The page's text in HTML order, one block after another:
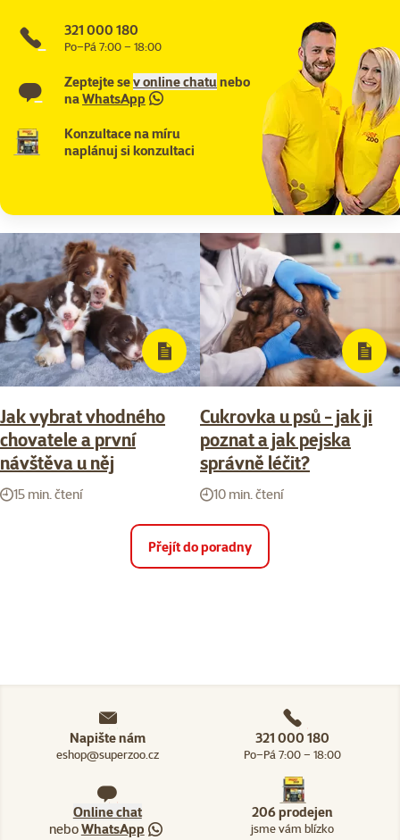
321 000 180
Po–Pá 7:00 – 18:00
Zeptejte sev online chatu nebo
naWhatsApp
Konzultace na míru
naplánuj si konzultaci
Jak vybrat vhodného
chovatele a první
návštěva u něj
15 min. čtení
Cukrovka u psů - jak ji
poznat a jak pejska
správně léčit?
10 min. čtení
Přejít do poradny
Napište nám
eshop@superzoo.cz
321 000 180
Po–Pá 7:00 – 18:00
Online chat
neboWhatsApp
206 prodejen
jsme vám blízko